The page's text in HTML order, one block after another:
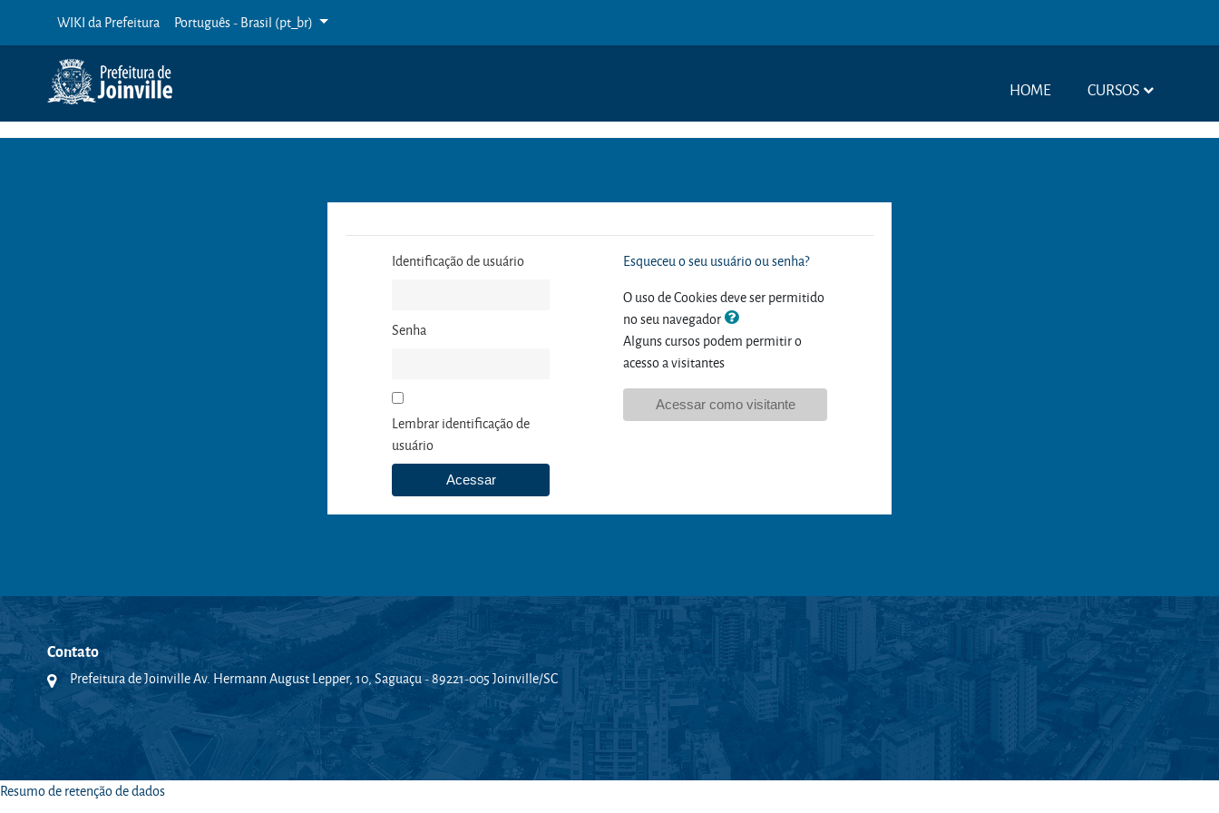
WIKI da Prefeitura Português - Brasil ‎(pt_br)‎
HOME CURSOS
Identificação de usuário
Senha
Lembrar identificação de
usuário
Acessar
Esqueceu o seu usuário ou senha?
O uso de Cookies deve ser permitido
no seu navegador
Alguns cursos podem permitir o
acesso a visitantes
Acessar como visitante
Contato
Prefeitura de Joinville Av. Hermann August Lepper, 10, Saguaçu - 89221-005 Joinville/SC
Resumo de retenção de dados